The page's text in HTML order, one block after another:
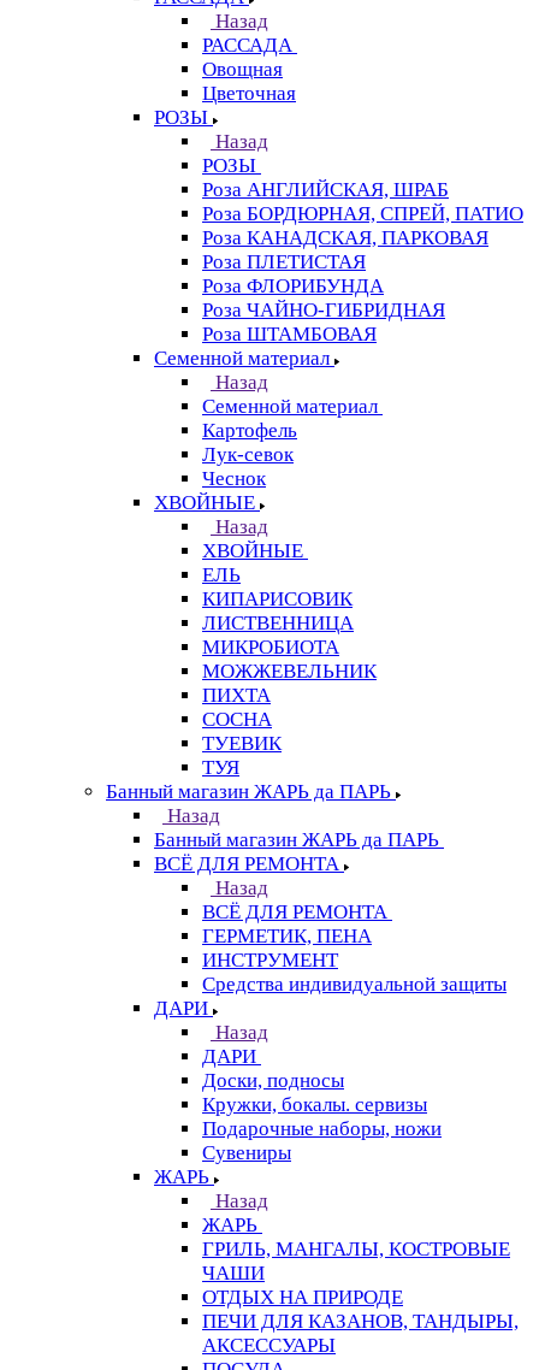
Назад
РАССАДА
Овощная
Цветочная
РОЗЫ
Назад
РОЗЫ
Роза АНГЛИЙСКАЯ, ШРАБ
Роза БОРДЮРНАЯ, СПРЕЙ, ПАТИО
Роза КАНАДСКАЯ, ПАРКОВАЯ
Роза ПЛЕТИСТАЯ
Роза ФЛОРИБУНДА
Роза ЧАЙНО-ГИБРИДНАЯ
Роза ШТАМБОВАЯ
Семенной материал
Назад
Семенной материал
Картофель
Лук-севок
Чеснок
ХВОЙНЫЕ
Назад
ХВОЙНЫЕ
ЕЛЬ
КИПАРИСОВИК
ЛИСТВЕННИЦА
МИКРОБИОТА
МОЖЖЕВЕЛЬНИК
ПИХТА
СОСНА
ТУЕВИК
ТУЯ
Банный магазин ЖАРЬ да ПАРЬ
Назад
Банный магазин ЖАРЬ да ПАРЬ
ВСЁ ДЛЯ РЕМОНТА
Назад
ВСЁ ДЛЯ РЕМОНТА
ГЕРМЕТИК, ПЕНА
ИНСТРУМЕНТ
Средства индивидуальной защиты
ДАРИ
Назад
ДАРИ
Доски, подносы
Кружки, бокалы. сервизы
Подарочные наборы, ножи
Сувениры
ЖАРЬ
Назад
ЖАРЬ
ГРИЛЬ, МАНГАЛЫ, КОСТРОВЫЕ
ЧАШИ
ОТДЫХ НА ПРИРОДЕ
ПЕЧИ ДЛЯ КАЗАНОВ, ТАНДЫРЫ,
АКСЕССУАРЫ